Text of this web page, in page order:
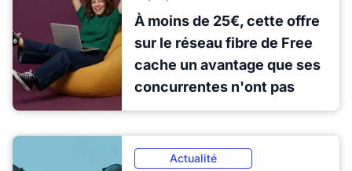
À moins de 25€, cette offre
sur le réseau fibre de Free
cache un avantage que ses
concurrentes n'ont pas
Actualité